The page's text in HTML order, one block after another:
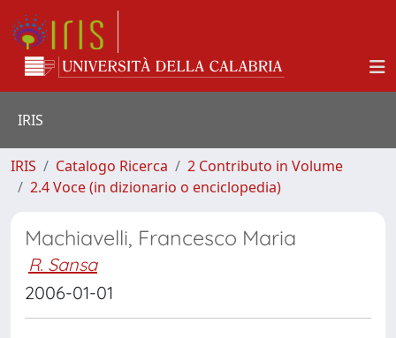
IRIS
IRIS Catalogo Ricerca
2 Contributo in Volume
2.4 Voce (in dizionario o enciclopedia)
Machiavelli, Francesco Maria
R. Sansa
2006-01-01